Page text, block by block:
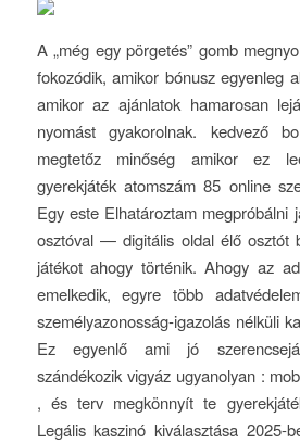
A „még egy pörgetés” gomb
fokozódik, amikor bónusz egyenleg
amikor az ajánlatok hamarosan
nyomást gyakorolnak. kedvező
megtetőz minőség amikor ez
gyerekjáték atomszám 85 online
Egy este Elhatároztam megpróbálni
osztóval — digitális oldal élő osztót
játékot ahogy történik. Ahogy az
emelkedik, egyre több
személyazonosság-igazolás nélküli
Ez egyenlő ami jó
szándékozik vigyáz ugyanolyan :
, és terv megkönnyít te
Legális kaszinó kiválasztása 2025-